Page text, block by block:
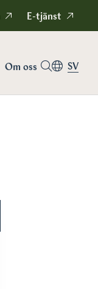
E-tjänst
Om oss SV